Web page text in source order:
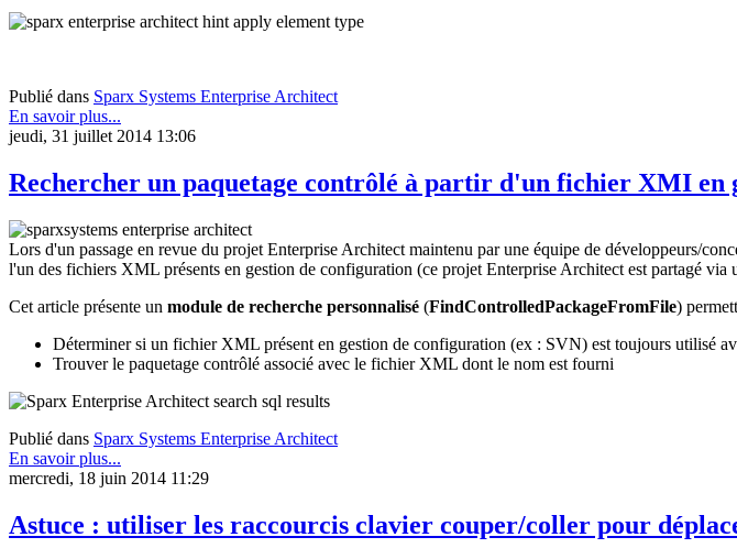
Publié dans Sparx Systems Enterprise Architect
En savoir plus...
jeudi, 31 juillet 2014 13:06
Rechercher un paquetage contrôlé à partir d'un fichier XMI en
Lors d'un passage en revue du projet Enterprise Architect maintenu par une équipe de développeurs/
l'un des fichiers XML présents en gestion de configuration (ce projet Enterprise Architect est partagé via
Cet article présente un module de recherche personnalisé (FindControlledPackageFromFile)
Déterminer si un fichier XML présent en gestion de configuration (ex : SVN) est toujours utilisé
Trouver le paquetage contrôlé associé avec le fichier XML dont le nom est fourni
Publié dans Sparx Systems Enterprise Architect
En savoir plus...
mercredi, 18 juin 2014 11:29
Astuce : utiliser les raccourcis clavier couper/coller pour